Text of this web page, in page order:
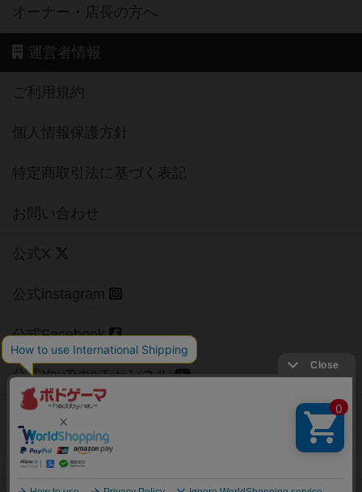
オーナー・店長の方へ
運営者情報
ご利用規約
個人情報保護方針
特定商取引法に基づく表記
お問い合わせ
公式X
公式instagram
公式Facebook
公式YouTubeチャンネル